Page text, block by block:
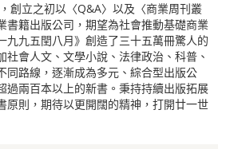
創立之初以〈Q&A〉以及〈商業周刊叢
書籍出版公司，期望為社會推動基礎商業
九九五閏八月》創造了三十五萬冊驚人的
社會人文、文學小說、法律政治、科普、
同路線，逐漸成為多元、綜合型出版公
過兩百本以上的新書。秉持持續出版拓展
原則，期待以更開闊的精神，打開廿一世